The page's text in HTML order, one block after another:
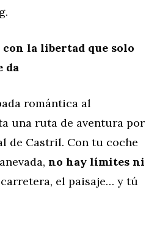
con la libertad que solo
da
romántica al
una ruta de aventura por
de Castril. Con tu coche
no hay límites ni
el paisaje… y tú